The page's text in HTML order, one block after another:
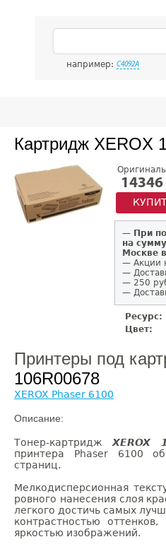
например: C4092A
Картридж XEROX
14346
— При
на
Москве
— Акции
—
— 250
—
Ресурс:
Цвет:
Принтеры под
106R00678
XEROX Phaser 6100
Описание:
Тонер-картридж XEROX
принтера Phaser 6100
страниц.
Мелкодисперсионная
ровного нанесения слоя
легкого достичь самых
контрастностью
яркостью изображений.